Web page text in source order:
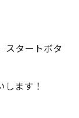
スタートボタ
ます！